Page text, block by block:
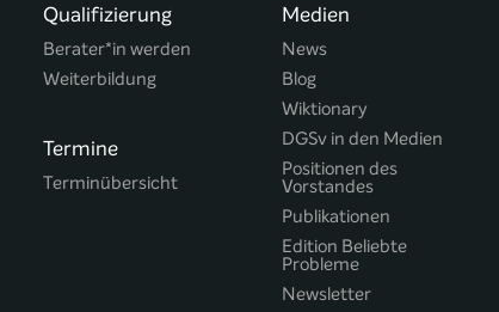
Qualifizierung
Berater*in werden
Weiterbildung
Termine
Terminübersicht
Medien
News
Blog
Wiktionary
DGSv in den Medien
Positionen des
Vorstandes
Publikationen
Edition Beliebte
Probleme
Newsletter